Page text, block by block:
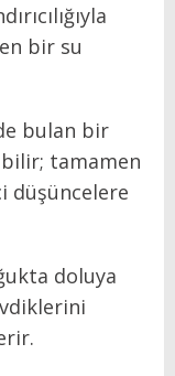
bir su
bulan bir
bilir; tamamen
düşüncelere
doluya